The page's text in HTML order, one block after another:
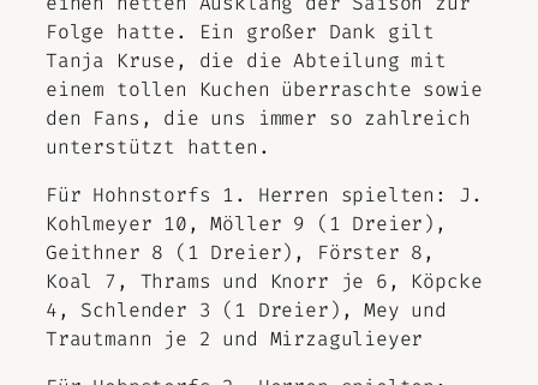
Folge hatte. Ein großer Dank gilt
Tanja Kruse, die die Abteilung mit
einem tollen Kuchen überraschte sowie
den Fans, die uns immer so zahlreich
unterstützt hatten.
Für Hohnstorfs 1. Herren spielten: J.
Kohlmeyer 10, Möller 9 (1 Dreier),
Geithner 8 (1 Dreier), Förster 8,
Koal 7, Thrams und Knorr je 6, Köpcke
4, Schlender 3 (1 Dreier), Mey und
Trautmann je 2 und Mirzagulieyer